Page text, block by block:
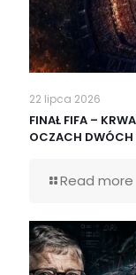
22 lipca 2026
FINAŁ FIFA –
OCZACH DWÓCH
Read more